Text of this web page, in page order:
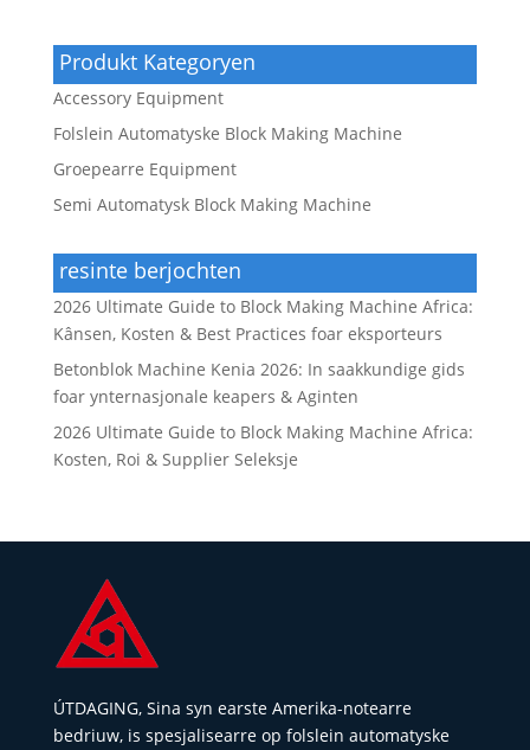
Produkt Kategoryen
Accessory Equipment
Folslein Automatyske Block Making Machine
Groepearre Equipment
Semi Automatysk Block Making Machine
resinte berjochten
2026 Ultimate Guide to Block Making Machine Africa:
Kânsen, Kosten & Best Practices foar eksporteurs
Betonblok Machine Kenia 2026: In saakkundige gids
foar ynternasjonale keapers & Aginten
2026 Ultimate Guide to Block Making Machine Africa:
Kosten, Roi & Supplier Seleksje
ÚTDAGING, Sina syn earste Amerika-notearre
bedriuw, is spesjalisearre op folslein automatyske